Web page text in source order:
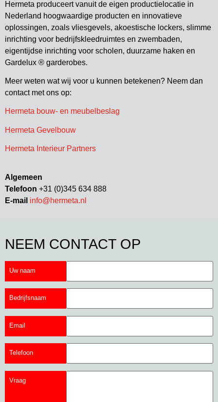
Hermeta produceert vanuit de eigen productielocatie in
Nederland hoogwaardige producten en innovatieve
oplossingen, zoals vliesgevels, akoestische lockers, slimme
inrichting voor bedrijfskleedruimtes en zwembaden,
eigentijdse inrichting voor scholen, duurzame haken en
Gardelux ® garderobes.
Meer weten wat wij voor u kunnen betekenen? Neem dan
contact met ons op:
Hermeta bouw- en meubelbeslag
Hermeta Gevelbouw
Hermeta Interieur Partners
Algemeen
Telefoon +31 (0)345 634 888
E-mail info@hermeta.nl
NEEM CONTACT OP
Uw naam
Bedrijfsnaam
Email
Telefoon
Vraag